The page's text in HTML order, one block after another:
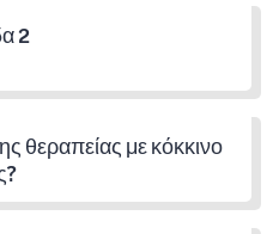
2
θεραπείας με κόκκινο